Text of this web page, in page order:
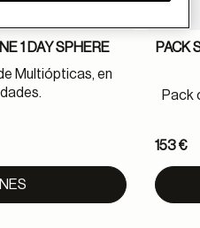
1 DAY SPHERE
Multiópticas, en
PACK
Pack
153 €